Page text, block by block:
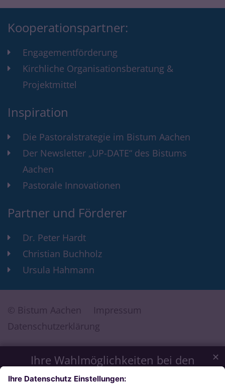
Ihre Wahlmöglichkeiten bei den
Einstellungen zum Datenschutz
✕
Kooperationspartner:
Engagementförderung
Kirchliche Organisationsberatung &
Projektmittel
Inspiration
Die Pastoralstrategie im Bistum Aachen
Der Newsletter „UP-DATE“ des Bistums
Aachen
Pastorale Innovationen
Partner und Förderer
Dr. Peter Hardt
Christian Buchholz
Ursula Hahmann
© Bistum Aachen
Impressum
Datenschutzerklärung